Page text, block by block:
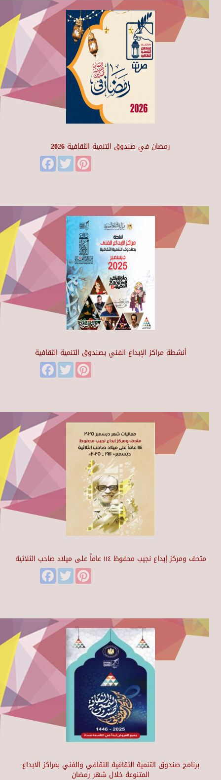
رمضان في صندوق التنمية الثقافية 2026
FacebookTwitter
أنشطة مراكز الإبداع الفني بصندوق التنمية الثقافية
FacebookTwitter
متحف ومركز إبداع نجيب محفوظ ١١٤ عاماً على ميلاد صاحب الثلاثية
FacebookTwitter
برنامج صندوق التنمية الثقافية الثقافي والفني بمراكز الابداع
المتنوعة خلال شهر رمضان